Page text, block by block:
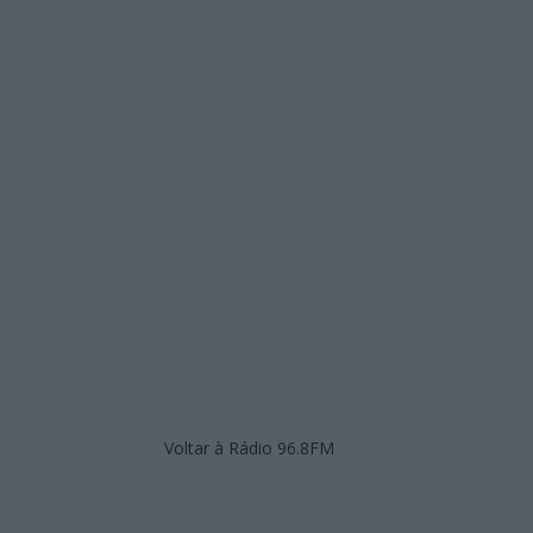
Voltar à Rádio 96.8FM